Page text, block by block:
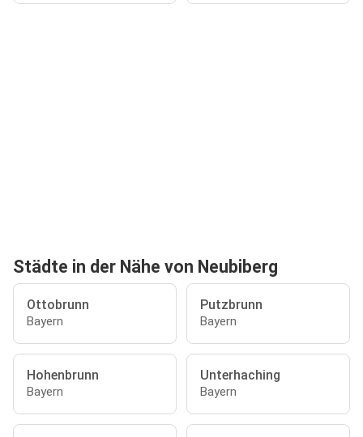
Städte in der Nähe von Neubiberg
Ottobrunn
Bayern
Putzbrunn
Bayern
Hohenbrunn
Bayern
Unterhaching
Bayern